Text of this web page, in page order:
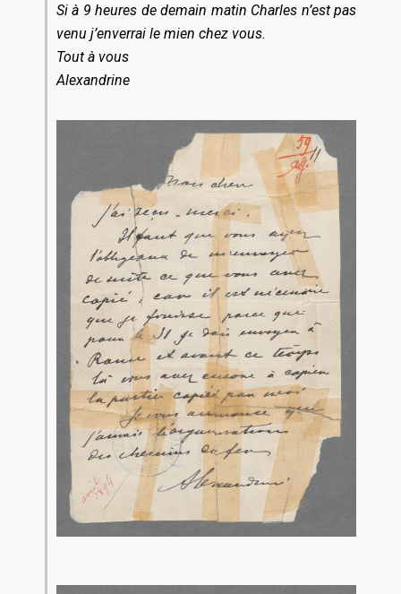
Si à 9 heures de demain matin Charles n’est pas
venu j’enverrai le mien chez vous.
Tout à vous
Alexandrine